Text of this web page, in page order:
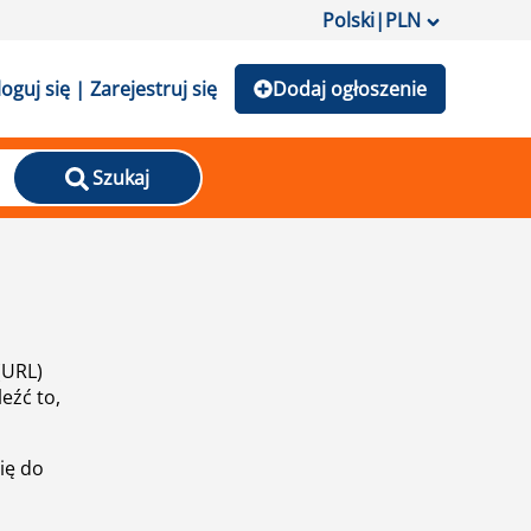
Polski|PLN
się | Zarejestruj się Dodaj ogłoszenie
Szukaj
to,
do